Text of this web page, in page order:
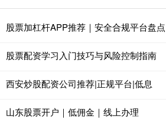
股票加杠杆APP推荐｜安全合规平台盘点
股票配资学习入门技巧与风险控制指南
西安炒股配资公司推荐|正规平台|低息
山东股票开户｜低佣金｜线上办理